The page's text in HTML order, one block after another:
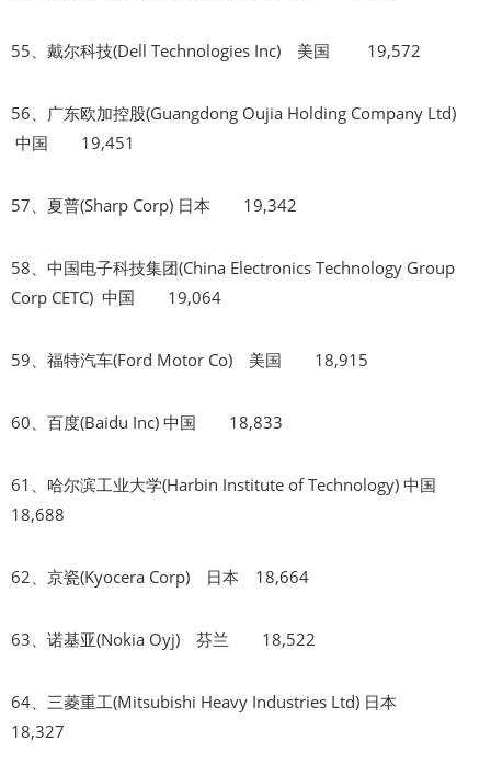
55、戴尔科技(Dell Technologies Inc) 美国 19,572
56、广东欧加控股(Guangdong Oujia Holding Company Ltd)
中国 19,451
57、夏普(Sharp Corp) 日本 19,342
58、中国电子科技集团(China Electronics Technology Group
Corp CETC) 中国 19,064
59、福特汽车(Ford Motor Co) 美国 18,915
60、百度(Baidu Inc) 中国 18,833
61、哈尔滨工业大学(Harbin Institute of Technology) 中国
18,688
62、京瓷(Kyocera Corp) 日本 18,664
63、诺基亚(Nokia Oyj) 芬兰 18,522
64、三菱重工(Mitsubishi Heavy Industries Ltd) 日本
18,327